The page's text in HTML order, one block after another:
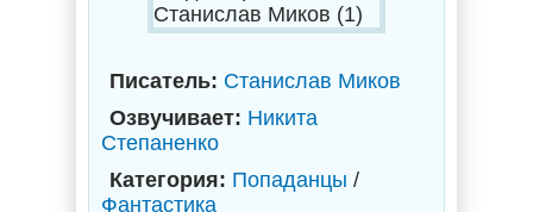
Писатель: Станислав Миков
Озвучивает: Никита
Степаненко
Категория: Попаданцы /
Фантастика